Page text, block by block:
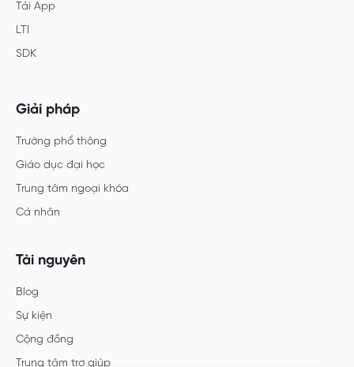
Tải App
LTI
SDK
Giải pháp
Trường phổ thông
Giáo dục đại học
Trung tâm ngoại khóa
Cá nhân
Tài nguyên
Blog
Sự kiện
Cộng đồng
Trung tâm trợ giúp